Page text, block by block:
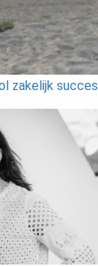
zakelijk succes